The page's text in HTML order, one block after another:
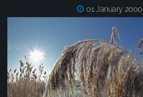
01 January 2000